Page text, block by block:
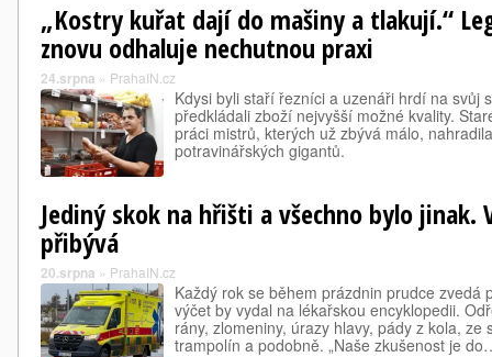
„Kostry kuřat dají do mašiny a tlakují.“
znovu odhaluje nechutnou praxi
24.srpna » PrahaIN.cz
Kdysi byli staří řezníci a uzenáři hrdí na svůj
předkládali zboží nejvyšší možné kvality.
práci mistrů, kterých už zbývá málo,
potravinářských gigantů.
Jediný skok na hřišti a všechno bylo jinak.
přibývá
20.srpna » PrahaIN.cz
Každý rok se během prázdnin prudce zvedá
výčet by vydal na lékařskou encyklopedii.
rány, zlomeniny, úrazy hlavy, pády z kola, ze
trampolín a podobně. „Naše zkušenost je